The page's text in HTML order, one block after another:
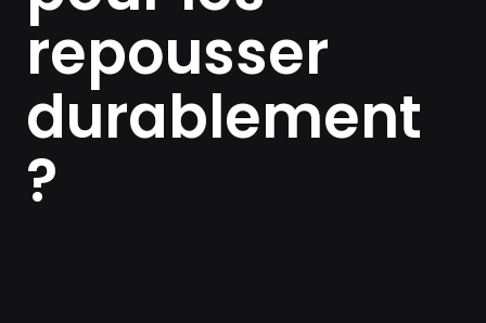
repousser
durablement
?